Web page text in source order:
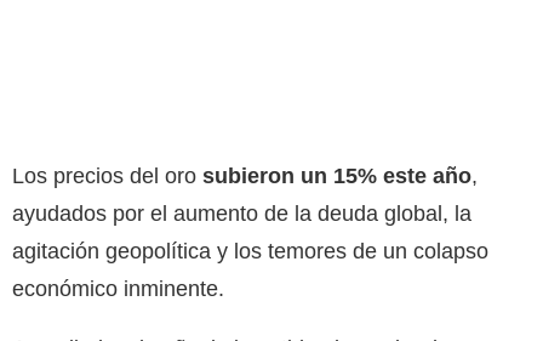
Los precios del oro subieron un 15% este año,
ayudados por el aumento de la deuda global, la
agitación geopolítica y los temores de un colapso
económico inminente.